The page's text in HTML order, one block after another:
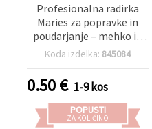
Profesionalna radirka
Maries za popravke in
poudarjanje – mehko in
natančno orodje za
skiciranje in delo z ogljem
Koda izdelka: 845084
0.50€ 1-9 kos
POPUSTI
ZA KOLIČINO